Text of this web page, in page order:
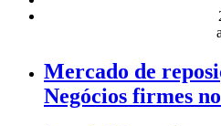
Mercado de
Negócios firmes